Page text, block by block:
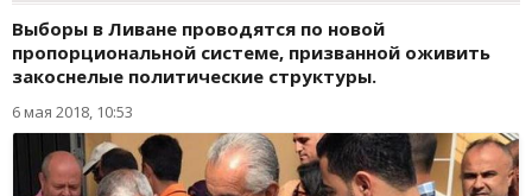
Выборы в Ливане проводятся по новой
пропорциональной системе, призванной оживить
закоснелые политические структуры.
6 мая 2018, 10:53